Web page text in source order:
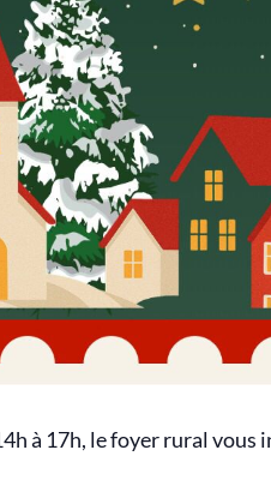
à 17h, le foyer rural